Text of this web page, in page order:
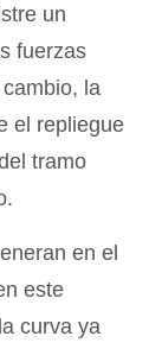
un
fuerzas
la
el repliegue
tramo
en el
este
curva ya